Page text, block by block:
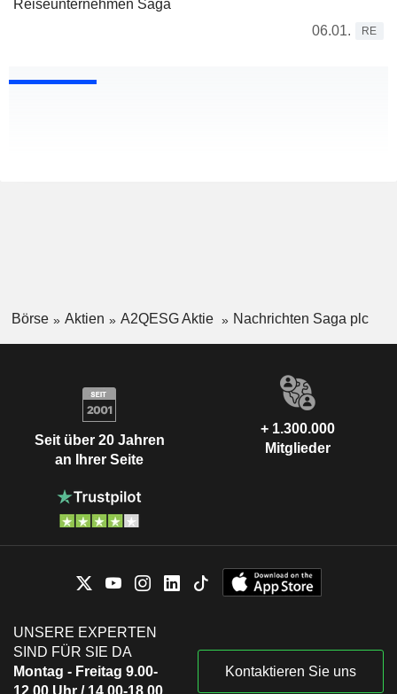
Reiseunternehmen Saga
06.01.
RE
Börse Aktien A2QESG Aktie Nachrichten Saga plc
Seit über 20 Jahren
an Ihrer Seite
+ 1.300.000
Mitglieder
UNSERE EXPERTEN
SIND FÜR SIE DA
Montag - Freitag 9.00-
Kontaktieren Sie uns